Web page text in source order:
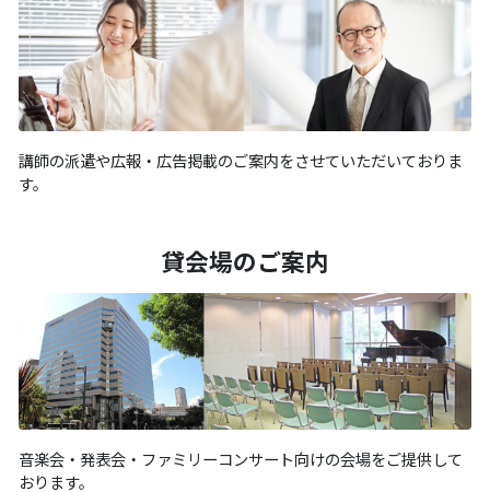
講師の派遣や広報・広告掲載のご案内をさせていただいておりま
す。
貸会場のご案内
音楽会・発表会・ファミリーコンサート向けの会場をご提供して
おります。